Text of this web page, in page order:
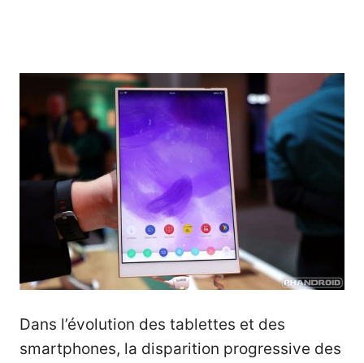
Dans l’évolution des tablettes et des
smartphones, la disparition progressive des